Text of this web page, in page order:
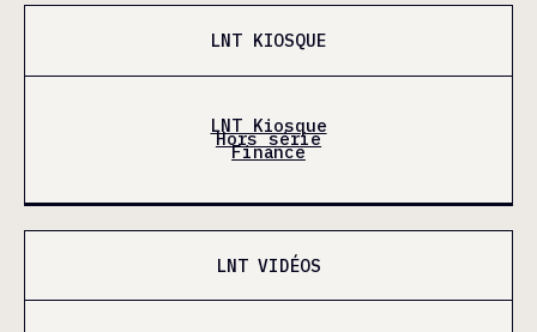
LNT KIOSQUE
LNT Kiosque
Hors série
Finance
LNT VIDÉOS